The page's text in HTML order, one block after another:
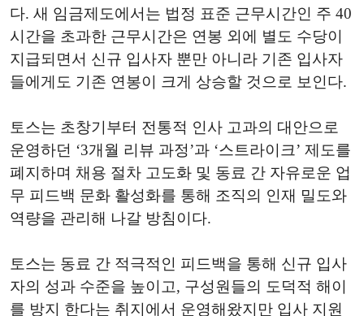
다. 새 임금제도에서는 법정 표준 근무시간인 주 40
시간을 초과한 근무시간은 연봉 외에 별도 수당이
지급되면서 신규 입사자 뿐만 아니라 기존 입사자
들에게도 기존 연봉이 크게 상승할 것으로 보인다.
토스는 초창기부터 전통적 인사 고과의 대안으로
운영하던 ‘3개월 리뷰 과정’과 ‘스트라이크’ 제도를
폐지하며 채용 절차 고도화 및 동료 간 자유로운 업
무 피드백 문화 활성화를 통해 조직의 인재 밀도와
역량을 관리해 나갈 방침이다.
토스는 동료 간 적극적인 피드백을 통해 신규 입사
자의 성과 수준을 높이고, 구성원들의 도덕적 해이
를 방지 한다는 취지에서 운영해왔지만 입사 지원